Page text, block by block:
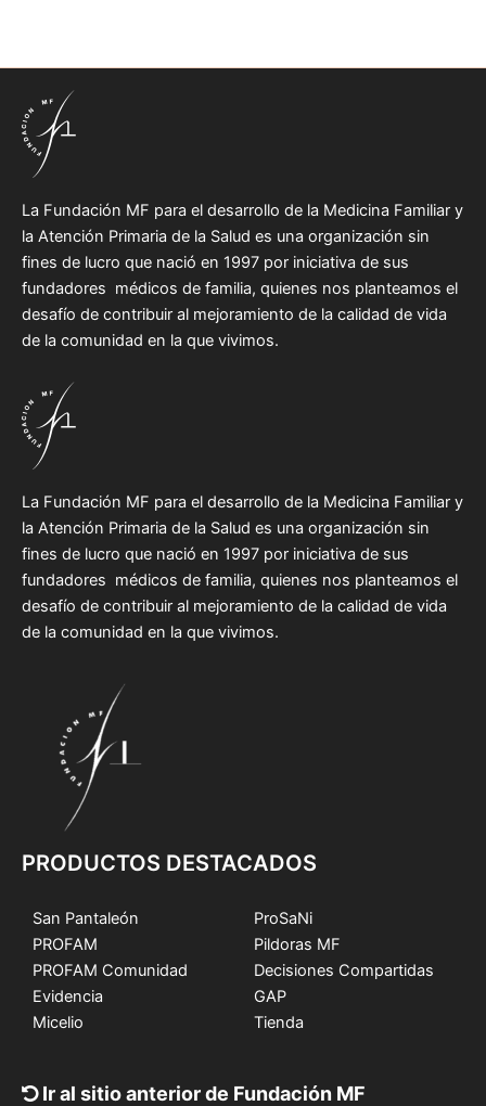
La Fundación MF para el desarrollo de la Medicina Familiar y
la Atención Primaria de la Salud es una organización sin
fines de lucro que nació en 1997 por iniciativa de sus
fundadores médicos de familia, quienes nos planteamos el
desafío de contribuir al mejoramiento de la calidad de vida
de la comunidad en la que vivimos.
La Fundación MF para el desarrollo de la Medicina Familiar y
la Atención Primaria de la Salud es una organización sin
fines de lucro que nació en 1997 por iniciativa de sus
fundadores médicos de familia, quienes nos planteamos el
desafío de contribuir al mejoramiento de la calidad de vida
de la comunidad en la que vivimos.
PRODUCTOS DESTACADOS
San Pantaleón
PROFAM
PROFAM Comunidad
Evidencia
Micelio
ProSaNi
Pildoras MF
Decisiones Compartidas
GAP
Tienda
Ir al sitio anterior de Fundación MF